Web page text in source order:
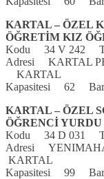
KARTAL – ÖZEL
ÖĞRETİM KIZ
Kodu 34 V 242
Adresi KARTAL
KARTAL
Kapasitesi 62
KARTAL – ÖZEL
ÖĞRENCİ YURDU
Kodu 34 D 031
Adresi
KARTAL
Kapasitesi 99